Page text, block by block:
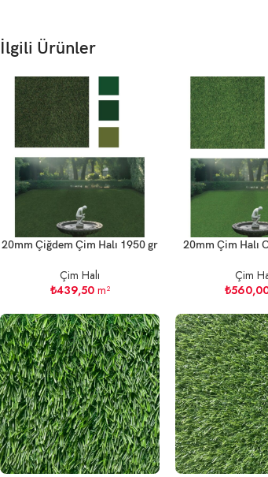
İlgili Ürünler
20mm Çiğdem Çim Halı 1950 gr
Çim Halı
₺439,50m²
20mm Çim Halı
Çim
₺